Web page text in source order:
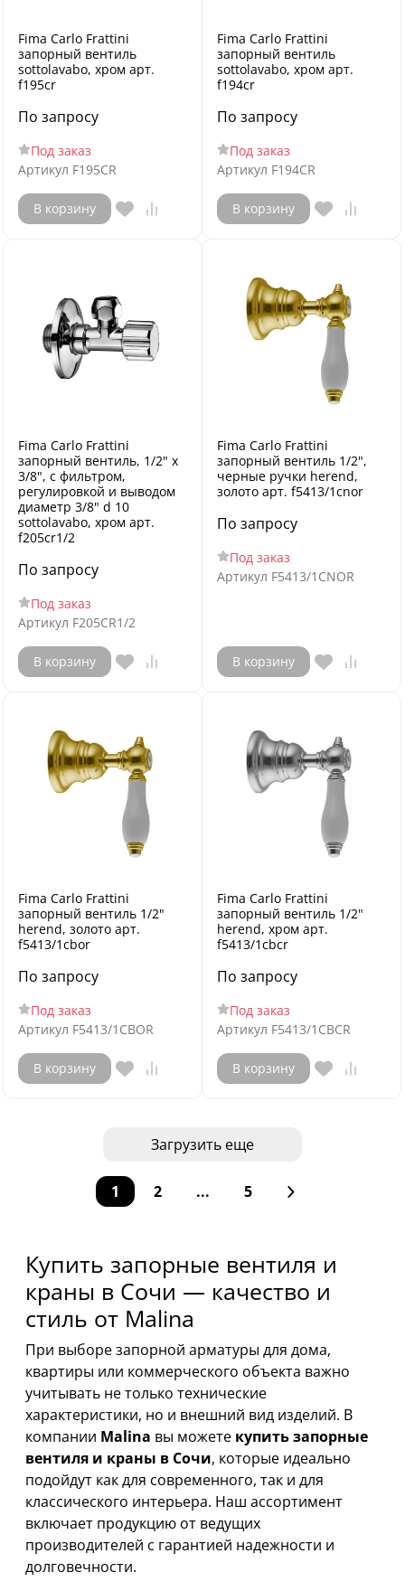
Fima Carlo Frattini
запорный вентиль
sottolavabo, хром арт.
f195cr
По запросу
Под заказ
Артикул F195CR
В корзину
Fima Carlo Frattini
запорный вентиль
sottolavabo, хром арт.
f194cr
По запросу
Под заказ
Артикул F194CR
В корзину
Fima Carlo Frattini
запорный вентиль, 1/2" x
3/8", с фильтром,
регулировкой и выводом
диаметр 3/8" d 10
sottolavabo, хром арт.
f205cr1/2
По запросу
Под заказ
Артикул F205CR1/2
В корзину
Fima Carlo Frattini
запорный вентиль 1/2",
черные ручки herend,
золото арт. f5413/1cnor
По запросу
Под заказ
Артикул F5413/1CNOR
В корзину
Fima Carlo Frattini
запорный вентиль 1/2"
herend, золото арт.
f5413/1cbor
По запросу
Под заказ
Артикул F5413/1CBOR
В корзину
Fima Carlo Frattini
запорный вентиль 1/2"
herend, хром арт.
f5413/1cbcr
По запросу
Под заказ
Артикул F5413/1CBCR
В корзину
Загрузить еще
1 2 ... 5
Купить запорные вентиля и
краны в Сочи — качество и
стиль от Malina
При выборе запорной арматуры для дома,
квартиры или коммерческого объекта важно
учитывать не только технические
характеристики, но и внешний вид изделий. В
компании Malina вы можете купить запорные
вентиля и краны в Сочи, которые идеально
подойдут как для современного, так и для
классического интерьера. Наш ассортимент
включает продукцию от ведущих
производителей с гарантией надежности и
долговечности.